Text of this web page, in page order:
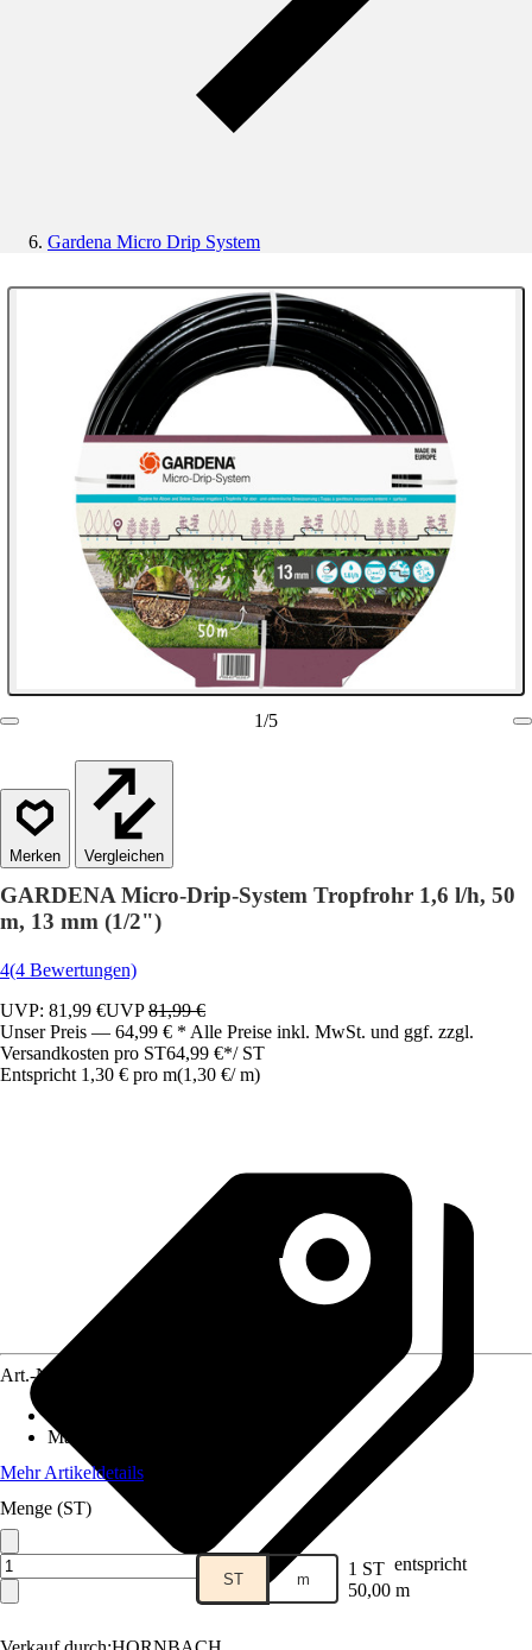
Gardena Micro Drip System
1/5
Vergleichen
GARDENA Micro-Drip-System Tropfrohr 1,6 l/h, 50
m, 13 mm (1/2")
4(4 Bewertungen)
UVP: 81,99 €UVP81,99 €
Unser Preis — 64,99 € * Alle Preise inkl. MwSt. und ggf. zzgl.
Versandkosten pro ST64,99 €*/ ST
Entspricht 1,30 € pro m(1,30 €/ m)
Art.-Nr.
Material
Mehr Artikeldetails
Menge (ST)
ST m 1 ST entspricht
50,00 m